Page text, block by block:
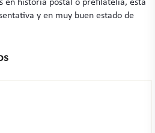
en historia postal o prefilatelia, esta
y en muy buen estado de